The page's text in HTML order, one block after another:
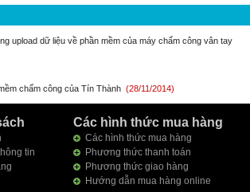
upload dữ liệu về phần mềm của máy chấm công vân tay
chấm công của Tín Thành (28/11/2014)
tin
Các hình thức mua hàng
Các hình thức mua hàng
Phương thức thanh toán
Phương thức giao hàng
Hướng dẫn mua hàng online